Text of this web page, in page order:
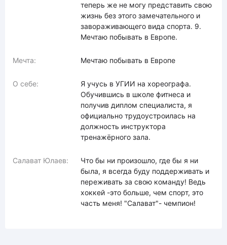
теперь же не могу представить свою
жизнь без этого замечательного и
завораживающего вида спорта. 9.
Мечтаю побывать в Европе.
Мечта: Мечтаю побывать в Европе
О себе:
Я учусь в УГИИ на хореографа.
Обучившись в школе фитнеса и
получив диплом специалиста, я
официально трудоустроилась на
должность инструктора
тренажёрного зала.
Салават Юлаев:
Что бы ни произошло, где бы я ни
была, я всегда буду поддерживать и
переживать за свою команду! Ведь
хоккей -это больше, чем спорт, это
часть меня! "Салават"- чемпион!